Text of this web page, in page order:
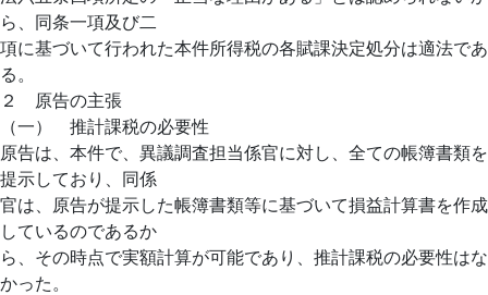
ら、同条一項及び二
項に基づいて行われた本件所得税の各賦課決定処分は適法であ
る。
２ 原告の主張
（一） 推計課税の必要性
原告は、本件で、異議調査担当係官に対し、全ての帳簿書類を
提示しており、同係
官は、原告が提示した帳簿書類等に基づいて損益計算書を作成
しているのであるか
ら、その時点で実額計算が可能であり、推計課税の必要性はな
かった。